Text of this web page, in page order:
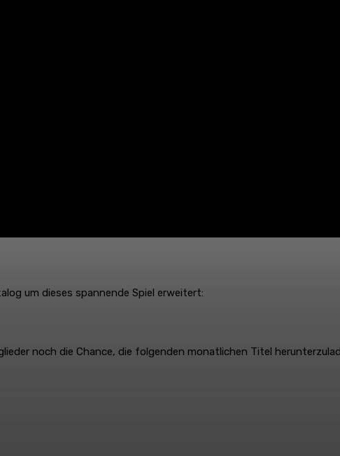
um dieses spannende Spiel erweitert:
noch die Chance, die folgenden monatlichen Titel